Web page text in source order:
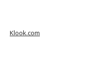
Klook.com